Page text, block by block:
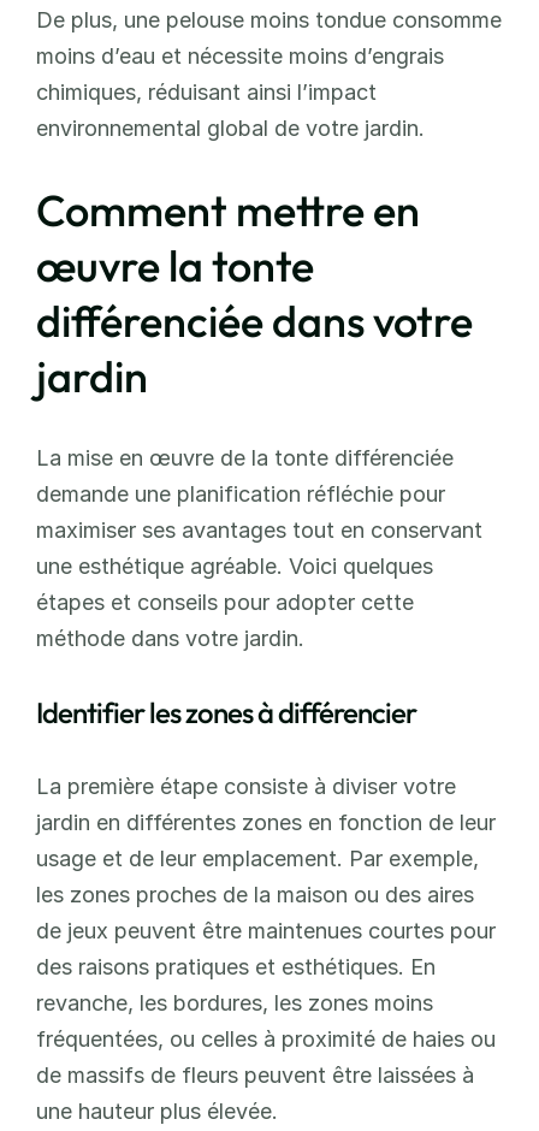
De plus, une pelouse moins tondue consomme
moins d’eau et nécessite moins d’engrais
chimiques, réduisant ainsi l’impact
environnemental global de votre jardin.
Comment mettre en
œuvre la tonte
différenciée dans votre
jardin
La mise en œuvre de la tonte différenciée
demande une planification réfléchie pour
maximiser ses avantages tout en conservant
une esthétique agréable. Voici quelques
étapes et conseils pour adopter cette
méthode dans votre jardin.
Identifier les zones à différencier
La première étape consiste à diviser votre
jardin en différentes zones en fonction de leur
usage et de leur emplacement. Par exemple,
les zones proches de la maison ou des aires
de jeux peuvent être maintenues courtes pour
des raisons pratiques et esthétiques. En
revanche, les bordures, les zones moins
fréquentées, ou celles à proximité de haies ou
de massifs de fleurs peuvent être laissées à
une hauteur plus élevée.